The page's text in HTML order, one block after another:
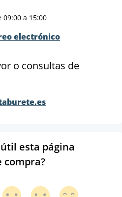
09:00 a 15:00
electrónico
o consultas de
esta página
compra?